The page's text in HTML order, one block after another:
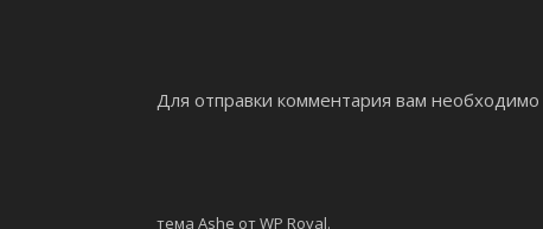
Для отправки комментария вам необходимо
тема Ashe отWP Royal.